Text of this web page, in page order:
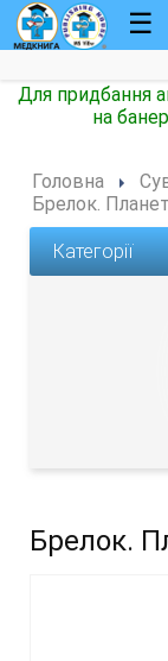
☰
Головна
Брелок.
Категорії
Брелок.